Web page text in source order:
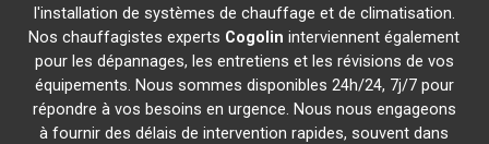
l'installation de systèmes de chauffage et de climatisation.
Nos chauffagistes experts Cogolin interviennent également
pour les dépannages, les entretiens et les révisions de vos
équipements. Nous sommes disponibles 24h/24, 7j/7 pour
répondre à vos besoins en urgence. Nous nous engageons
à fournir des délais de intervention rapides, souvent dans